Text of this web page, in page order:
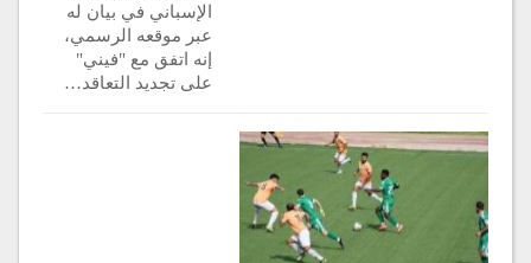
الإسباني في بيان له
عبر موقعه الرسمي،
إنه اتفق مع "فيني"
على تجديد التعاقد…